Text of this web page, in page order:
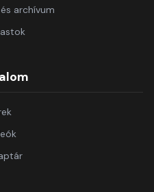
archívum